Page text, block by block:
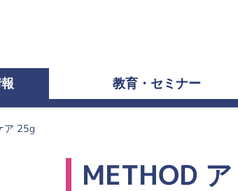
教育・セミナー
ア 25g
METHOD